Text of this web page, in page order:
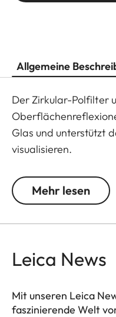
Allgemeine
Der Zirkular-Polfilter
Glas und unterstützt
visualisieren.
Mehr lesen
Leica News
Mit unseren Leica
faszinierende Welt